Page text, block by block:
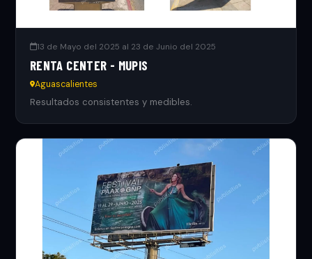
13 de Mayo del 2025 al 23 de Junio del 2025
RENTA CENTER - MUPIS
Aguascalientes
Resultados consistentes y medibles.